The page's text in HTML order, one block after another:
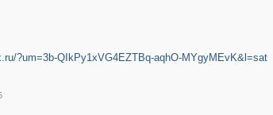
?um=3b-QIkPy1xVG4EZTBq-aqhO-MYgyMEvK&l=sat